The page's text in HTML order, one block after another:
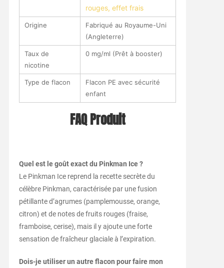
rouges, effet frais
Origine
Fabriqué au Royaume-Uni
(Angleterre)
Taux de
nicotine
0 mg/ml (Prêt à booster)
Type de flacon
Flacon PE avec sécurité
enfant
FAQ Produit
Quel est le goût exact du Pinkman Ice ?
Le Pinkman Ice reprend la recette secrète du
célèbre Pinkman, caractérisée par une fusion
pétillante d’agrumes (pamplemousse, orange,
citron) et de notes de fruits rouges (fraise,
framboise, cerise), mais il y ajoute une forte
sensation de fraîcheur glaciale à l’expiration.
Dois-je utiliser un autre flacon pour faire mon